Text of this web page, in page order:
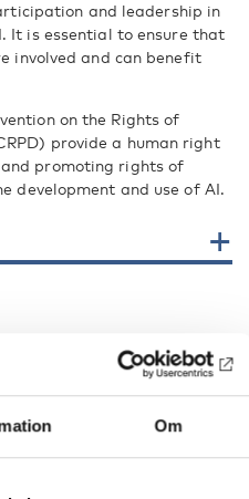
Om
and leadership in
It is essential to ensure that
involved and can benefit
on the Rights of
provide a human right
promoting rights of
development and use of AI.